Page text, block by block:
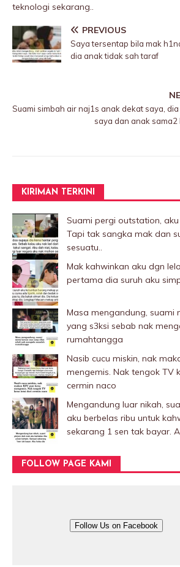
teknologi sekarang..
PREVIOUS
Saya tersentap bila mak
dia anak tidak sah taraf
Suami simbah air naj1s anak dekat saya,
saya dan anak sama2
KIRIMAN TERKINI
Suami pergi outstation,
Tapi tak sangka mak dan
sesuatu..
Mak kahwinkan aku dgn
pertama dia suruh aku
Masa mengandung, suami
yang s3ksi sebab nak
rumahtangga
Nasib cucu miskin, nak
mengemis. Nak tengok TV
cermin naco
Mengandung luar nikah,
aku berbelas ribu untuk
sekarang 1 sen tak bayar.
FOLLOW PAGE KAMI
Follow Us on Facebook